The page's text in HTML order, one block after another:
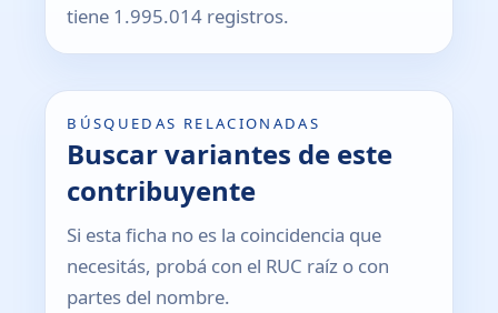
tiene 1.995.014 registros.
BÚSQUEDAS RELACIONADAS
Buscar variantes de este
contribuyente
Si esta ficha no es la coincidencia que
necesitás, probá con el RUC raíz o con
partes del nombre.